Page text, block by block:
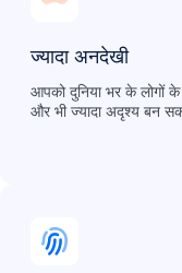
ज्यादा अनदेखी
आपको दुनिया भर के
और भी ज्यादा अदृश्य बन